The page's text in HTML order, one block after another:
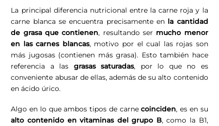
La principal diferencia nutricional entre la carne roja y la
carne blanca se encuentra precisamente en la cantidad
de grasa que contienen, resultando ser mucho menor
en las carnes blancas, motivo por el cual las rojas son
más jugosas (contienen más grasa). Esto también hace
referencia a las grasas saturadas, por lo que no es
conveniente abusar de ellas, además de su alto contenido
en ácido úrico.
Algo en lo que ambos tipos de carnecoinciden, es en su
alto contenido en vitaminas del grupo B, como la B1,